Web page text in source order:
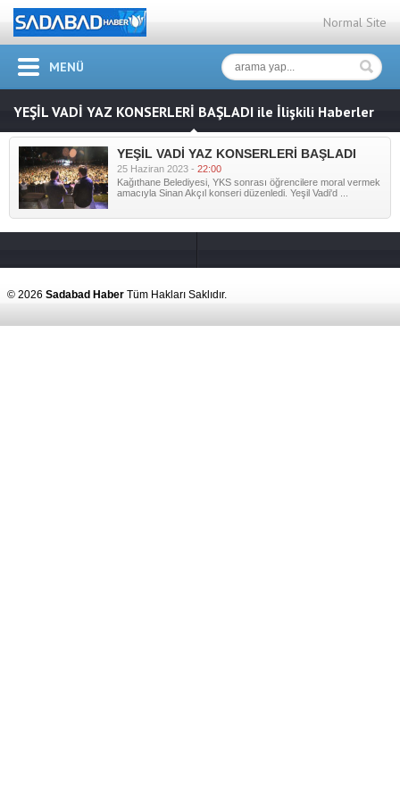
Normal Site
MENÜ
YEŞİL VADİ YAZ KONSERLERİ BAŞLADI ile İlişkili Haberler
YEŞİL VADİ YAZ KONSERLERİ BAŞLADI
25 Haziran 2023 - 22:00
Kağıthane Belediyesi, YKS sonrası öğrencilere moral vermek
amacıyla Sinan Akçıl konseri düzenledi. Yeşil Vadi'd ...
© 2026 Sadabad Haber Tüm Hakları Saklıdır.